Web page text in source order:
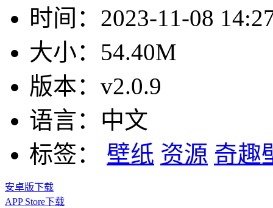
时间： 2023-11-08
大小： 54.40M
版本： v2.0.9
语言： 中文
标签：
壁纸 资源 奇趣
安卓版下载
APP Store下载